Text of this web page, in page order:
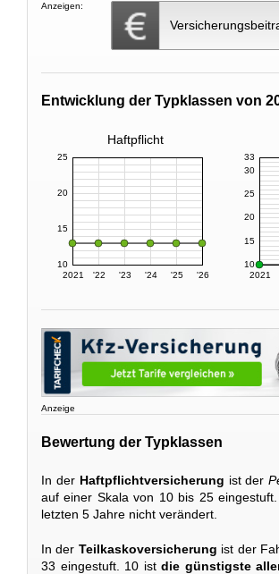
Anzeigen:
Entwicklung der Typklassen von
Haftpflicht
2021 '22 '23 '24 '25 '26
10
15
20
25
2021
10
15
20
25
30
33
Anzeige
Bewertung der Typklassen
In der Haftpflichtversicherung ist der
auf einer Skala von 10 bis 25
letzten 5 Jahre nicht verändert.
In der Teilkaskoversicherung ist der
33 eingestuft. 10 istdie günstigste